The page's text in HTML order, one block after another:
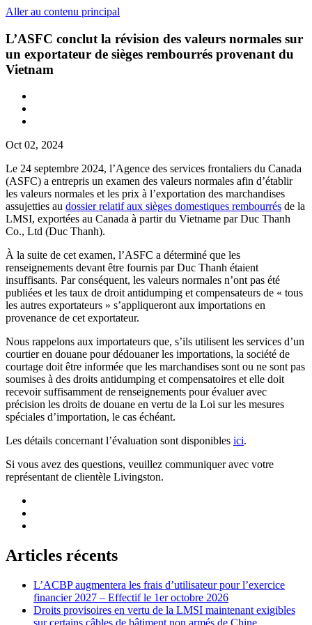
Aller au contenu principal
L’ASFC conclut la révision des valeurs normales sur
un exportateur de sièges rembourrés provenant du
Vietnam
Oct 02, 2024
Le 24 septembre 2024, l’Agence des services frontaliers du Canada
(ASFC) a entrepris un examen des valeurs normales afin d’établir
les valeurs normales et les prix à l’exportation des marchandises
assujetties au dossier relatif aux sièges domestiques rembourrés de la
LMSI, exportées au Canada à partir du Vietname par Duc Thanh
Co., Ltd (Duc Thanh).
À la suite de cet examen, l’ASFC a déterminé que les
renseignements devant être fournis par Duc Thanh étaient
insuffisants. Par conséquent, les valeurs normales n’ont pas été
publiées et les taux de droit antidumping et compensateurs de « tous
les autres exportateurs » s’appliqueront aux importations en
provenance de cet exportateur.
Nous rappelons aux importateurs que, s’ils utilisent les services d’un
courtier en douane pour dédouaner les importations, la société de
courtage doit être informée que les marchandises sont ou ne sont pas
soumises à des droits antidumping et compensatoires et elle doit
recevoir suffisamment de renseignements pour évaluer avec
précision les droits de douane en vertu de la Loi sur les mesures
spéciales d’importation, le cas échéant.
Les détails concernant l’évaluation sont disponibles ici.
Si vous avez des questions, veuillez communiquer avec votre
représentant de clientèle Livingston.
Articles récents
L’ACBP augmentera les frais d’utilisateur pour l’exercice
financier 2027 – Effectif le 1er octobre 2026
Droits provisoires en vertu de la LMSI maintenant exigibles